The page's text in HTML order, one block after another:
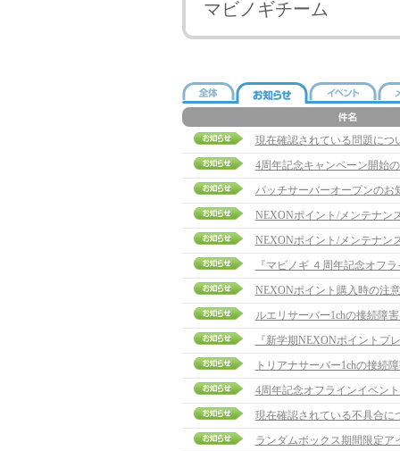
マビノギチーム
現在確認されている問題につ
4周年記念キャンペーン開始
パッチサーバーオープンのお
NEXONポイント/メンテナン
NEXONポイント/メンテナン
『マビノギ ４周年記念オフ
NEXONポイント購入時の注
ルエリサーバー1chの接続障
『新学期NEXONポイントプ
トリアナサーバー1chの接続
4周年記念オフラインイベン
現在確認されている不具合に
ランダムボックス期間限定ア